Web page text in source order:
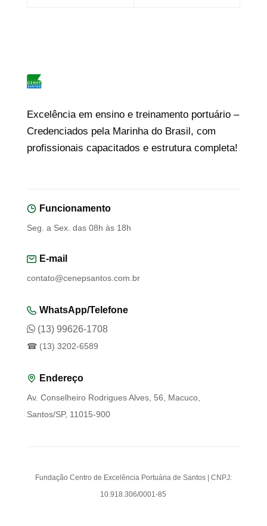
Excelência em ensino e treinamento portuário –
Credenciados pela Marinha do Brasil, com
profissionais capacitados e estrutura completa!
Funcionamento
Seg. a Sex. das 08h às 18h
E-mail
contato@cenepsantos.com.br
WhatsApp/Telefone
(13) 99626-1708
☎ (13) 3202-6589
Endereço
Av. Conselheiro Rodrigues Alves, 56, Macuco,
Santos/SP, 11015-900
Fundação Centro de Excelência Portuária de Santos | CNPJ:
10.918.306/0001-85